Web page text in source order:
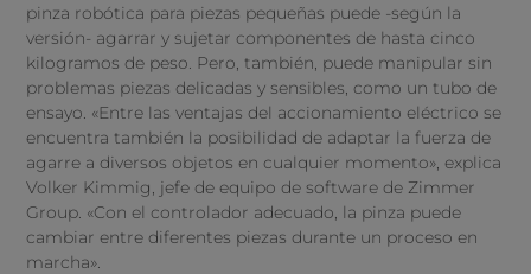
pinza robótica para piezas pequeñas puede -según la
versión- agarrar y sujetar componentes de hasta cinco
kilogramos de peso. Pero, también, puede manipular sin
problemas piezas delicadas y sensibles, como un tubo de
ensayo. «Entre las ventajas del accionamiento eléctrico se
encuentra también la posibilidad de adaptar la fuerza de
agarre a diversos objetos en cualquier momento», explica
Volker Kimmig, jefe de equipo de software de Zimmer
Group. «Con el controlador adecuado, la pinza puede
cambiar entre diferentes piezas durante un proceso en
marcha».